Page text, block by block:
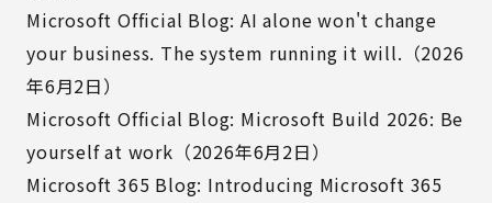
Microsoft Official Blog: AI alone won't change
your business. The system running it will.（2026
年6月2日）
Microsoft Official Blog: Microsoft Build 2026: Be
yourself at work（2026年6月2日）
Microsoft 365 Blog: Introducing Microsoft 365